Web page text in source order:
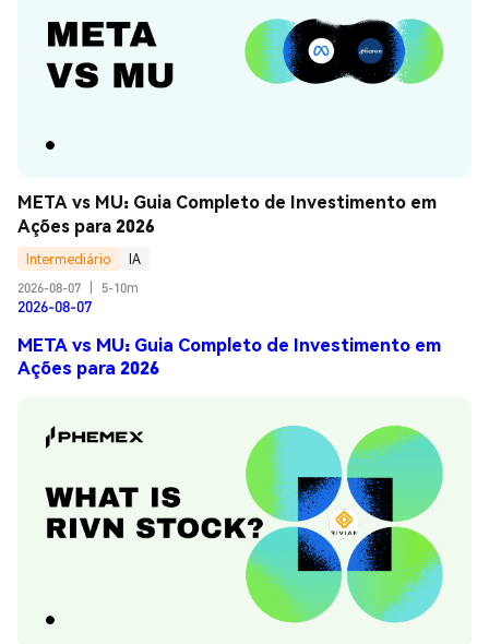
META vs MU: Guia Completo de Investimento em
Ações para 2026
Intermediário
IA
2026-08-07
5-10m
2026-08-07
META vs MU: Guia Completo de Investimento em
Ações para 2026